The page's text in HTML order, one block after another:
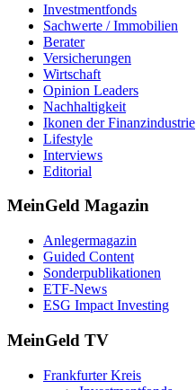
Investmentfonds
Sachwerte / Immobilien
Berater
Versicherungen
Wirtschaft
Opinion Leaders
Nachhaltigkeit
Ikonen der Finanzindustrie
Lifestyle
Interviews
Editorial
MeinGeld Magazin
Anlegermagazin
Guided Content
Sonderpublikationen
ETF-News
ESG Impact Investing
MeinGeld TV
Frankfurter Kreis